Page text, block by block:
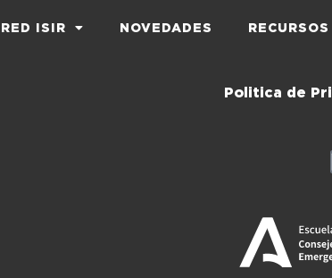
RED ISIR NOVEDADES RECURSOS
Politica de